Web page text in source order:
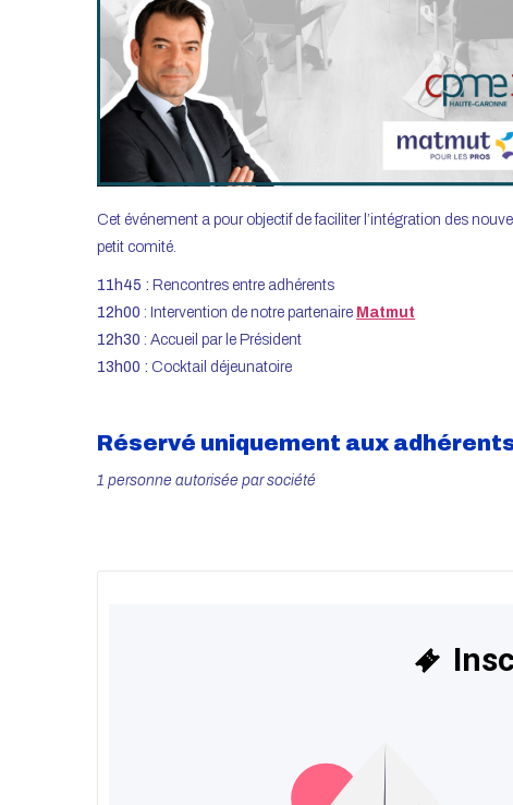
Cet événement a pour objectif de faciliter l’intégration des
petit comité.
11h45 : Rencontres entre adhérents
12h00 : Intervention de notre partenaire Matmut
12h30 : Accueil par le Président
13h00 : Cocktail déjeunatoire
Réservé uniquement aux adhérents
1 personne autorisée par société